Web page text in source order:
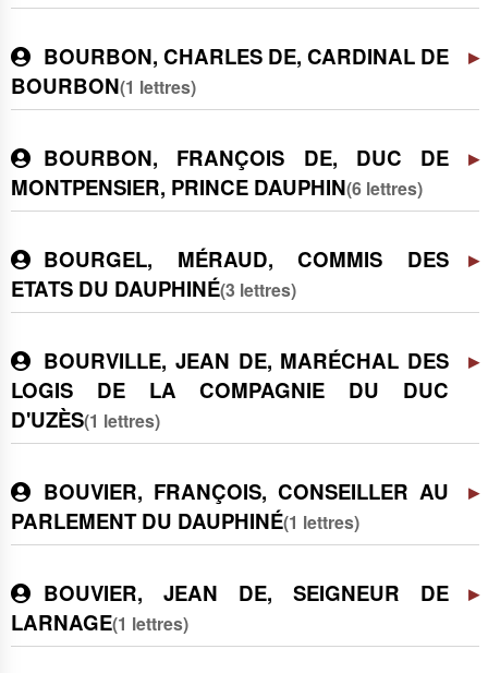
BOURBON, CHARLES DE, CARDINAL DE
BOURBON(1 lettres)
BOURBON, FRANÇOIS DE, DUC DE
MONTPENSIER, PRINCE DAUPHIN(6 lettres)
BOURGEL, MÉRAUD, COMMIS DES
ETATS DU DAUPHINÉ(3 lettres)
BOURVILLE, JEAN DE, MARÉCHAL DES
LOGIS DE LA COMPAGNIE DU DUC
D'UZÈS(1 lettres)
BOUVIER, FRANÇOIS, CONSEILLER AU
PARLEMENT DU DAUPHINÉ(1 lettres)
BOUVIER, JEAN DE, SEIGNEUR DE
LARNAGE(1 lettres)